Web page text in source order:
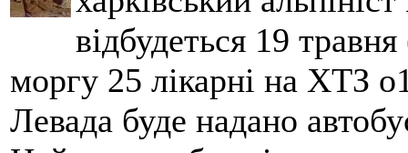
відбудеться 19
моргу 25 лікарні на ХТЗ
Левада буде надано